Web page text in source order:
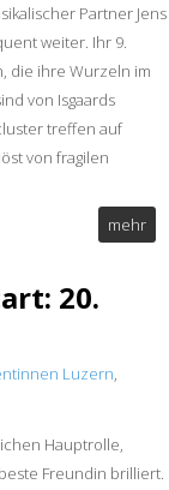
Partner Jens
weiter. Ihr 9.
die ihre Wurzeln im
von Isgaards
treffen auf
von fragilen
mehr
20.
Luzern
Hauptrolle,
Freundin brilliert.